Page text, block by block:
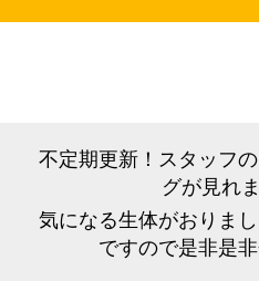
不定期更新！スタッフ
グが見れ
気になる生体がおりま
ですので是非是